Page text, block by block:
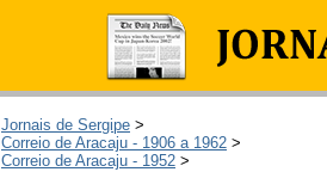
Jornais de Sergipe >
Correio de Aracaju - 1906 a 1962 >
Correio de Aracaju - 1952 >